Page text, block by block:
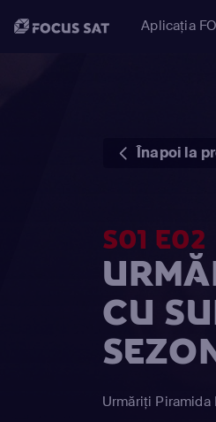
Aplicația
Înapoi la
S01 E02
CU
Urmăriți